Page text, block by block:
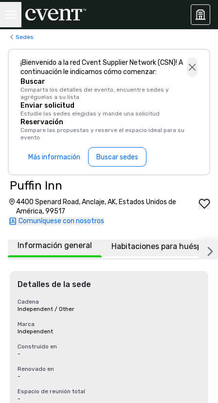
Sedes
¡Bienvenido a la red Cvent Supplier Network (CSN)! A
continuación le indicamos cómo comenzar:
Buscar
Comparta los detalles del evento, encuentre sedes y
agréguelas a su lista
Enviar solicitud
Estudie las sedes elegidas y mande una solicitud
Reservación
Compare las propuestas y reserve el espacio ideal para su
evento
Más información Buscar sedes
Puffin Inn
4400 Spenard Road, Anclaje, AK, Estados Unidos de
América, 99517
Comuníquese con nosotros
Información general Habitaciones para
Detalles de la sede
Cadena
Independent / Other
Marca
Independent
Construido en
-
Renovado en
-
Espacio de reunión total
-